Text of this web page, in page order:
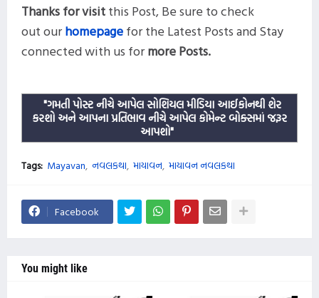
Thanks for visitthis Post,Be sure to check
out ourhomepagefor the Latest Posts andStay
connected with us formorePosts.
"ગમતી પોસ્ટ નીચે આપેલ સોશિયલ મીડિયા આઈકોનથી શેર
કરશો અને આપના પ્રતિભાવ નીચે આપેલ કોમેન્ટ બોક્સમાં જરૂર
આપશો"
Tags: Mayavan નવલકથા માયાવન માયાવન નવલકથા
Facebook
You might like